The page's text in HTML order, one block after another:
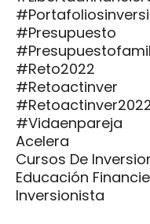
#presupuesto
#reto2022
#retoactinver
#vidaenpareja
Acelera
Cursos De
Educación
Inversionista